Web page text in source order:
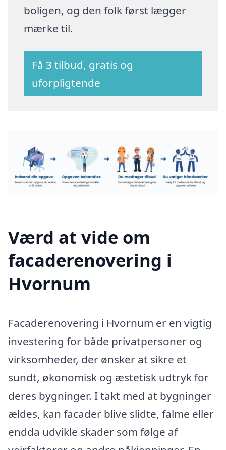
boligen, og den folk først lægger
mærke til.
Få 3 tilbud, gratis og
uforpligtende
Værd at vide om
facaderenovering i
Hvornum
Facaderenovering i Hvornum er en vigtig
investering for både privatpersoner og
virksomheder, der ønsker at sikre et
sundt, økonomisk og æstetisk udtryk for
deres bygninger. I takt med at bygninger
ældes, kan facader blive slidte, falme eller
endda udvikle skader som følge af